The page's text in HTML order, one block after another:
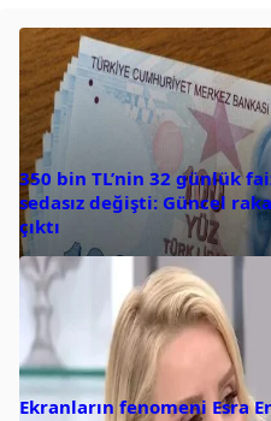
350 bin TL’nin 32 günlük
sedasız değişti: Güncel
çıktı
Ekranların fenomeni Esra